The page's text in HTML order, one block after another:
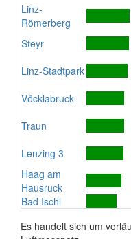
Linz-
Römerberg
Steyr
Linz-Stadtpark
Vöcklabruck
Traun
Lenzing 3
Haag am
Hausruck
Bad Ischl
Es handelt sich um